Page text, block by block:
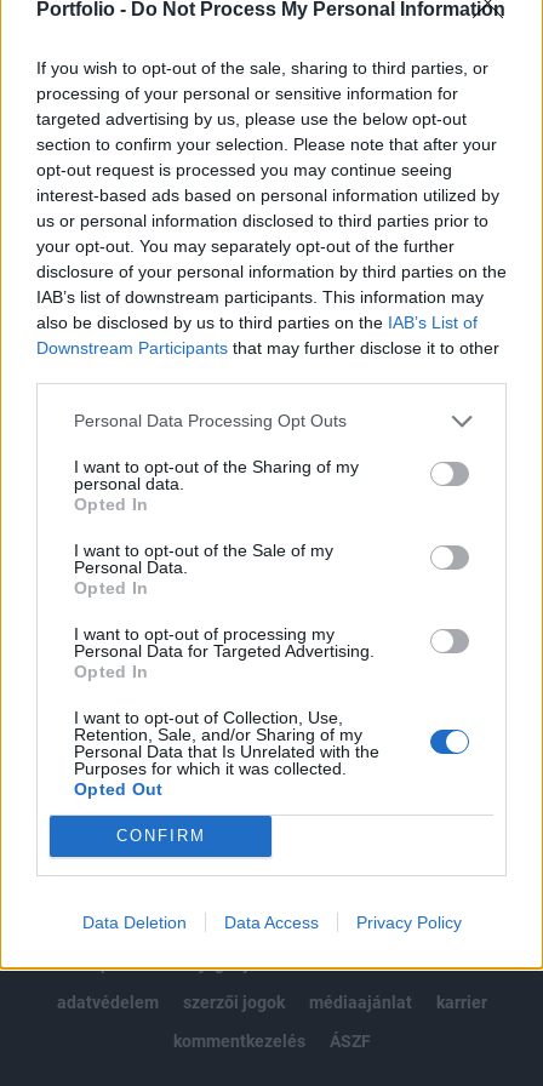
Portfolio - Do Not Process My Personal Information
If you wish to opt-out of the sale, sharing to third parties, or
processing of your personal or sensitive information for
targeted advertising by us, please use the below opt-out
section to confirm your selection. Please note that after your
opt-out request is processed you may continue seeing
interest-based ads based on personal information utilized by
us or personal information disclosed to third parties prior to
your opt-out. You may separately opt-out of the further
disclosure of your personal information by third parties on the
IAB’s list of downstream participants. This information may
also be disclosed by us to third parties on the IAB’s List of
Downstream Participants that may further disclose it to other
Personal Data Processing Opt Outs
I want to opt-out of the Sharing of my
personal data.
Opted In
I want to opt-out of the Sale of my
Personal Data.
Opted In
I want to opt-out of processing my
Personal Data for Targeted Advertising.
Opted In
I want to opt-out of Collection, Use,
Retention, Sale, and/or Sharing of my
Personal Data that Is Unrelated with the
Purposes for which it was collected.
Opted Out
CONFIRM
Data Deletion Data Access Privacy Policy
most felvásárolt startup szolgáltatja - írja a
65 millió dollárért vásárolta fel a napokban a Ford a
Chariotot, vagyis egy olyan startupot, amely 100 Ford
Transit kisbusszal egy alternatív, piaci alapú
tömegközlekedést hozott létre. A szolgáltatás hasonló a
reptéri transzferekhez, ugyanakkor a Chariot 28 különböző,
közösségi alapon szervezett útvonalon szállítja az
embereket. A Ford ugyanakkor a startuppal az tervezi...
KEDVES OLVASÓNK!
A keresett cikk a portfolio.hu hírarchívumához
tartozik, melynek olvasása előfizetéses
Az előfizetés a következőket tartalmazza:
Kötéslisták: BÉT elmúlt 2 év napon belüli
kötéslistái
Előfizetés
MÁR ELŐFIZETŐNK VAGY?BEJELENTKEZÉS
© 2026 Portfolio
impresszum
jogi nyilatkozat
süti beállítások
adatvédelem
szerzői jogok médiaajánlat
karrier
kommentkezelés
ÁSZF